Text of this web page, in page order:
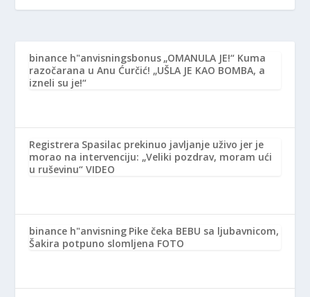
binance h"anvisningsbonus „OMANULA JE!“ Kuma
razočarana u Anu Ćurčić! „UŠLA JE KAO BOMBA, a
izneli su je!“
Registrera Spasilac prekinuo javljanje uživo jer je
morao na intervenciju: „Veliki pozdrav, moram ući
u ruševinu“ VIDEO
binance h"anvisning Pike čeka BEBU sa ljubavnicom,
Šakira potpuno slomljena FOTO